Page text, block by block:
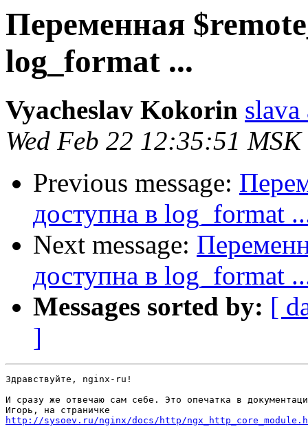
Переменная
log_format ...
Vyacheslav Kokorin slava
Wed Feb 22 12:35:51
Previous message:
доступна в log_format
Next message:
доступна в log_format
Messages sorted by: [
]
Здравствуйте, nginx-ru!
И сразу же отвечаю сам себе. Это опечатка в
http://sysoev.ru/nginx/docs/http/